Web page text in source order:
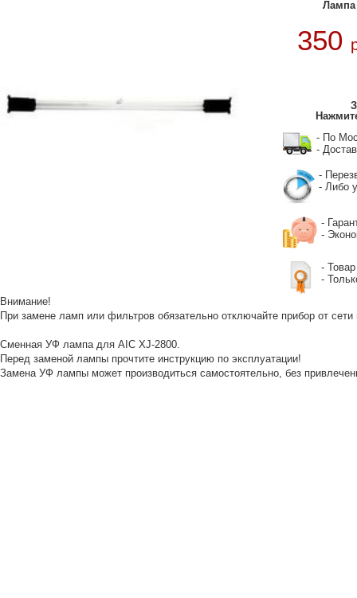
Лампа
350
- По
-
-
- Либо
-
-
- Товар
-
Внимание!
При замене ламп или фильтров обязательно отключайте прибор от сети
Сменная УФ лампа для AIC XJ-2800.
Перед заменой лампы прочтите инструкцию по эксплуатации!
Замена УФ лампы может производиться самостоятельно, без